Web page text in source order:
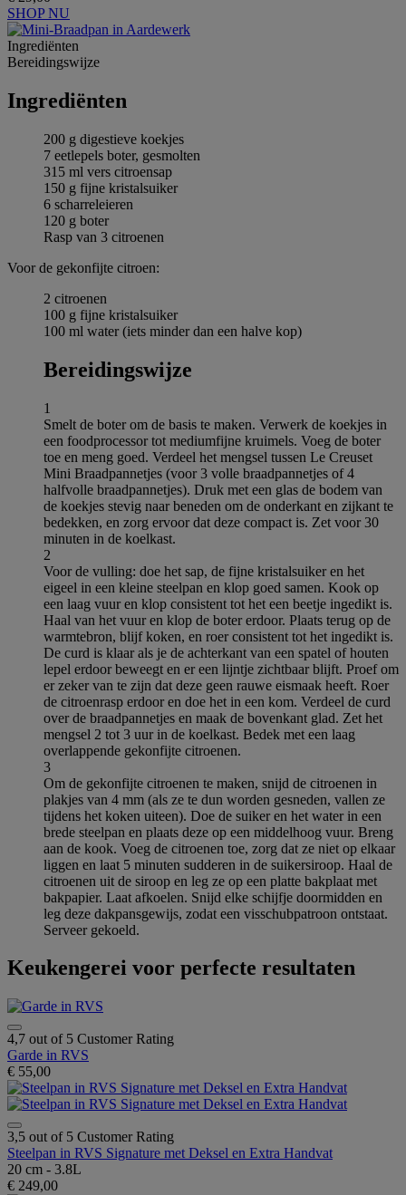
SHOP NU
Ingrediёnten
Bereidingswijze
Ingrediёnten
200 g digestieve koekjes
7 eetlepels boter, gesmolten
315 ml vers citroensap
150 g fijne kristalsuiker
6 scharreleieren
120 g boter
Rasp van 3 citroenen
Voor de gekonfijte citroen:
2 citroenen
100 g fijne kristalsuiker
100 ml water (iets minder dan een halve kop)
Bereidingswijze
1
Smelt de boter om de basis te maken. Verwerk de koekjes in
een foodprocessor tot mediumfijne kruimels. Voeg de boter
toe en meng goed. Verdeel het mengsel tussen Le Creuset
Mini Braadpannetjes (voor 3 volle braadpannetjes of 4
halfvolle braadpannetjes). Druk met een glas de bodem van
de koekjes stevig naar beneden om de onderkant en zijkant te
bedekken, en zorg ervoor dat deze compact is. Zet voor 30
minuten in de koelkast.
2
Voor de vulling: doe het sap, de fijne kristalsuiker en het
eigeel in een kleine steelpan en klop goed samen. Kook op
een laag vuur en klop consistent tot het een beetje ingedikt is.
Haal van het vuur en klop de boter erdoor. Plaats terug op de
warmtebron, blijf koken, en roer consistent tot het ingedikt is.
De curd is klaar als je de achterkant van een spatel of houten
lepel erdoor beweegt en er een lijntje zichtbaar blijft. Proef om
er zeker van te zijn dat deze geen rauwe eismaak heeft. Roer
de citroenrasp erdoor en doe het in een kom. Verdeel de curd
over de braadpannetjes en maak de bovenkant glad. Zet het
mengsel 2 tot 3 uur in de koelkast. Bedek met een laag
overlappende gekonfijte citroenen.
3
Om de gekonfijte citroenen te maken, snijd de citroenen in
plakjes van 4 mm (als ze te dun worden gesneden, vallen ze
tijdens het koken uiteen). Doe de suiker en het water in een
brede steelpan en plaats deze op een middelhoog vuur. Breng
aan de kook. Voeg de citroenen toe, zorg dat ze niet op elkaar
liggen en laat 5 minuten sudderen in de suikersiroop. Haal de
citroenen uit de siroop en leg ze op een platte bakplaat met
bakpapier. Laat afkoelen. Snijd elke schijfje doormidden en
leg deze dakpansgewijs, zodat een visschubpatroon ontstaat.
Serveer gekoeld.
Keukengerei voor perfecte resultaten
4,7 out of 5 Customer Rating
Garde in RVS
€ 55,00
3,5 out of 5 Customer Rating
Steelpan in RVS Signature met Deksel en Extra Handvat
20 cm - 3.8L
€ 249,00